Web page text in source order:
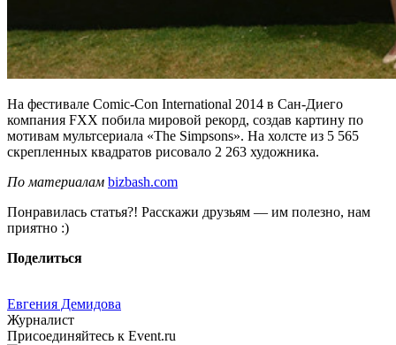
На фестивале Comic-Con International 2014 в Сан-Диего
компания FXX побила мировой рекорд, создав картину по
мотивам мультсериала «The Simpsons». На холсте из 5 565
скрепленных квадратов рисовало 2 263 художника.
По материалам bizbash.com
Понравилась статья?! Расскажи друзьям — им полезно, нам
приятно :)
Поделиться
Евгения Демидова
Журналист
Присоединяйтесь к Event.ru